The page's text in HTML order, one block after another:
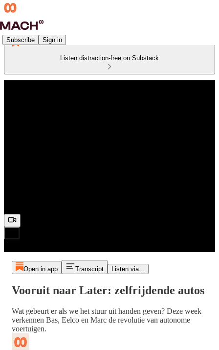
Subscribe Sign in
Listen distraction-free on Substack
Open in app Transcript Listen via...
Vooruit naar Later: zelfrijdende autos
Wat gebeurt er als we het stuur uit handen geven? Deze week
verkennen Bas, Eelco en Marc de revolutie van autonome
voertuigen.